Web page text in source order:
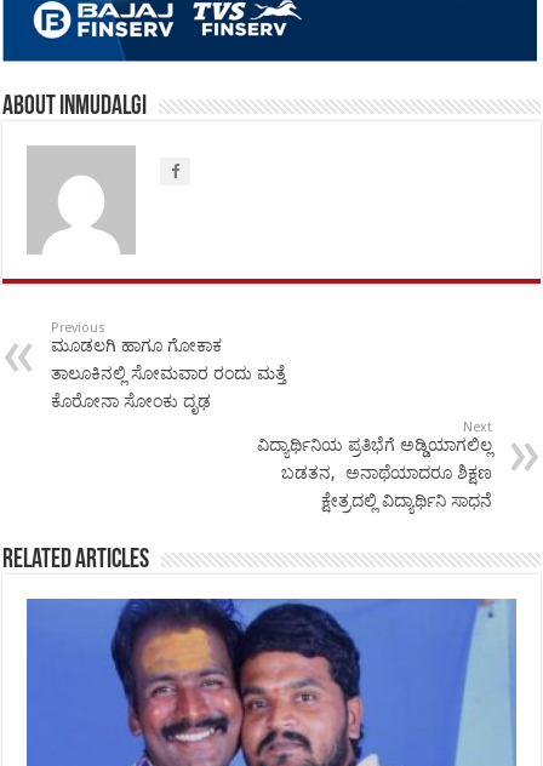
About inmudalgi
Previous
ಮೂಡಲಗಿ ಹಾಗೂ ಗೋಕಾಕ
ತಾಲೂಕಿನಲ್ಲಿ ಸೋಮವಾರ ರಂದು ಮತ್ತೆ
ಕೊರೋನಾ ಸೋಂಕು ದೃಢ
Next
ವಿದ್ಯಾರ್ಥಿನಿಯ ಪ್ರತಿಭೆಗೆ ಅಡ್ಡಿಯಾಗಲಿಲ್ಲ
ಬಡತನ, ಅನಾಥೆಯಾದರೂ ಶಿಕ್ಷಣ
ಕ್ಷೇತ್ರದಲ್ಲಿ ವಿದ್ಯಾರ್ಥಿನಿ ಸಾಧನೆ
Related Articles